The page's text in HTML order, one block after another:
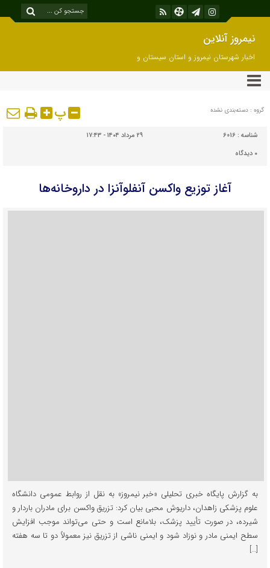
نیمروز آنلاین
اخبار شهرستان نیمروز و استان سیستان و
بلوچستان
گروه : دسته‌بندی نشده پ
شناسه : 6016
۲۹ مرداد ۱۴۰۴ - ۱۷:۴۳
۰ دیدگاه
آغاز توزیع واکسن آنفلوآنزا در داروخانه‌ها
به گزارش پایگاه خبری تحلیلی «خبر نیمروز» به نقل از روابط عمومی دانشگاه
علوم پزشکی زاهدان، داریوش محبی بیان کرد: تزریق واکسن برای مادران باردار و
شیرده، در صورت تأیید پزشک، بلامانع است و حتی می‌تواند موجب افزایش
سطح ایمنی مادر و نوزاد شود و ایمنی ناشی از تزریق نیز معمولاً دو تا سه هفته
[…]